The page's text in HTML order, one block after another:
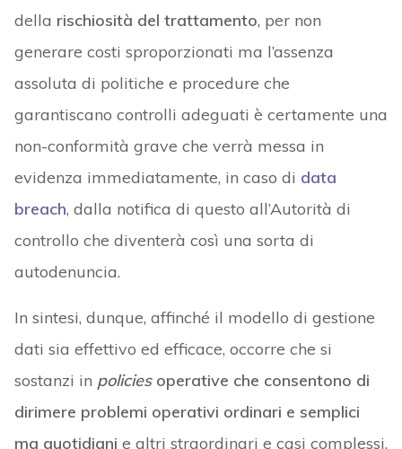
della rischiosità del trattamento, per non
generare costi sproporzionati ma l’assenza
assoluta di politiche e procedure che
garantiscano controlli adeguati è certamente una
non-conformità grave che verrà messa in
evidenza immediatamente, in caso di data
breach, dalla notifica di questo all’Autorità di
controllo che diventerà così una sorta di
autodenuncia.
In sintesi, dunque, affinché il modello di gestione
dati sia effettivo ed efficace, occorre che si
sostanzi in policiesoperative che consentono di
dirimere problemi operativi ordinari e semplici
ma quotidiani e altri straordinari e casi complessi,